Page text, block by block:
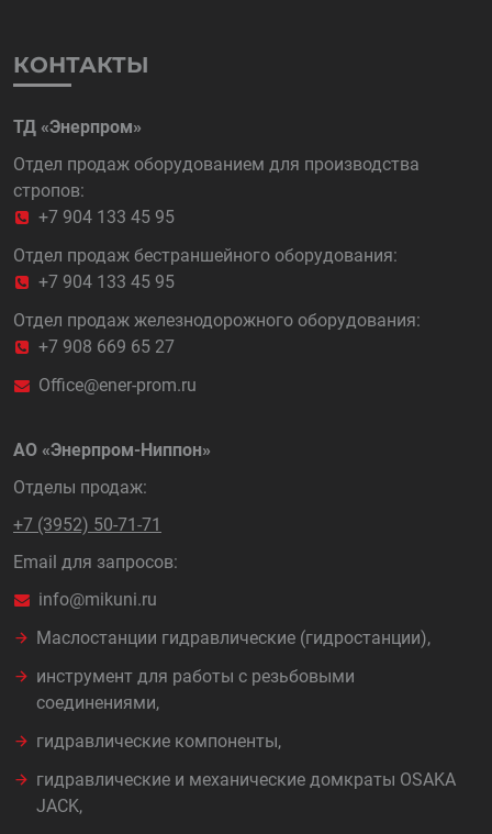
КОНТАКТЫ
ТД «Энерпром»
Отдел продаж оборудованием для производства
стропов:
+7 904 133 45 95
Отдел продаж бестраншейного оборудования:
+7 904 133 45 95
Отдел продаж железнодорожного оборудования:
+7 908 669 65 27
Office@ener-prom.ru
АО «Энерпром-Ниппон»
Отделы продаж:
+7 (3952) 50-71-71
Email для запросов:
info@mikuni.ru
Маслостанции гидравлические (гидростанции),
инструмент для работы с резьбовыми
соединениями,
гидравлические компоненты,
гидравлические и механические домкраты OSAKA
JACK,